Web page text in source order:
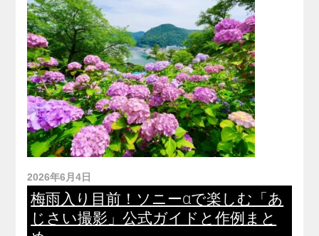
2026年6月4日
梅雨入り目前！ソニーαで楽しむ「あ
じさい撮影」公式ガイドと作例まと